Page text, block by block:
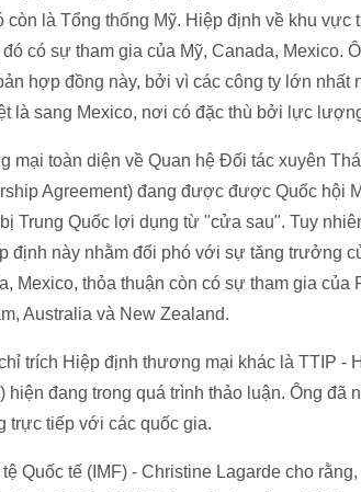
còn là Tổng thống Mỹ. Hiệp định về khu
có sự tham gia của Mỹ, Canada, Mexico.
hợp đồng này, bởi vì các công ty lớn nhất
là sang Mexico, nơi có đặc thù bởi lực
mại toàn diện về Quan hệ Đối tác xuyên
Agreement) đang được được Quốc hội
Trung Quốc lợi dụng từ "cửa sau". Tuy
định này nhằm đối phó với sự tăng trưởng
Mexico, thỏa thuận còn có sự tham gia của
Australia và New Zealand.
trích Hiệp định thương mại khác là TTIP -
đang trong quá trình thảo luận. Ông đã
trực tiếp với các quốc gia.
Quốc tế (IMF) - Christine Lagarde cho